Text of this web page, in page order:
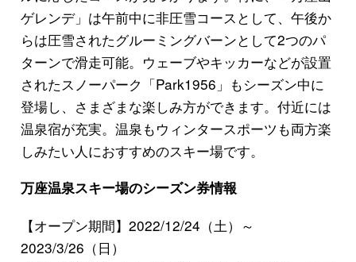
ゲレンデ」は午前中に非圧雪コースとして、午後か
らは圧雪されたグルーミングバーンとして2つのパ
ターンで滑走可能。ウェーブやキッカーなどが設置
されたスノーパーク「Park1956」もシーズン中に
登場し、さまざまな楽しみ方ができます。付近には
温泉宿が充実。温泉もウィンタースポーツも両方楽
しみたい人におすすめのスキー場です。
万座温泉スキー場のシーズン券情報
【オープン期間】2022/12/24（土）～
2023/3/26（日）